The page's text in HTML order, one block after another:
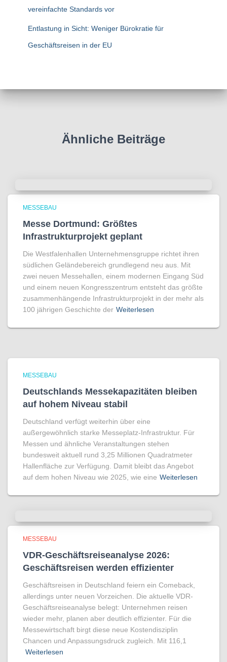
vereinfachte Standards vor
Entlastung in Sicht: Weniger Bürokratie für
Geschäftsreisen in der EU
Ähnliche Beiträge
MESSEBAU
Messe Dortmund: Größtes
Infrastrukturprojekt geplant
Die Westfalenhallen Unternehmensgruppe richtet ihren
südlichen Geländebereich grundlegend neu aus. Mit
zwei neuen Messehallen, einem modernen Eingang Süd
und einem neuen Kongresszentrum entsteht das größte
zusammenhängende Infrastrukturprojekt in der mehr als
100 jährigen Geschichte der Weiterlesen
MESSEBAU
Deutschlands Messekapazitäten bleiben
auf hohem Niveau stabil
Deutschland verfügt weiterhin über eine
außergewöhnlich starke Messeplatz-Infrastruktur. Für
Messen und ähnliche Veranstaltungen stehen
bundesweit aktuell rund 3,25 Millionen Quadratmeter
Hallenfläche zur Verfügung. Damit bleibt das Angebot
auf dem hohen Niveau wie 2025, wie eine Weiterlesen
MESSEBAU
VDR-Geschäftsreiseanalyse 2026:
Geschäftsreisen werden effizienter
Geschäftsreisen in Deutschland feiern ein Comeback,
allerdings unter neuen Vorzeichen. Die aktuelle VDR-
Geschäftsreiseanalyse belegt: Unternehmen reisen
wieder mehr, planen aber deutlich effizienter. Für die
Messewirtschaft birgt diese neue Kostendisziplin
Chancen und Anpassungsdruck zugleich. Mit 116,1
Weiterlesen